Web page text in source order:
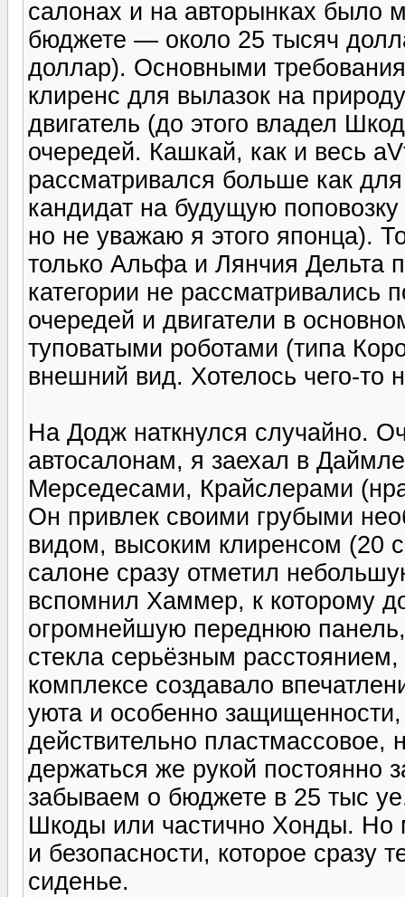
салонах и на авторынках было
бюджете — около 25 тысяч
доллар). Основными
клиренс для вылазок на
двигатель (до этого владел
очередей. Кашкай, как и весь
рассматривался больше как
кандидат на будущую
но не уважаю я этого японца).
только Альфа и Лянчия Дельта
категории не
очередей и двигатели в
туповатыми роботами (типа
внешний вид. Хотелось чего-то
На Додж наткнулся случайно.
автосалонам, я заехал в
Мерседесами, Крайслерами
Он привлек своими грубыми
видом, высоким клиренсом (20
салоне сразу отметил
вспомнил Хаммер, к которому
огромнейшую переднюю
стекла серьёзным
комплексе создавало
уюта и особенно
действительно пластмассовое,
держаться же рукой постоянно
забываем о бюджете в 25 тыс
Шкоды или частично Хонды. Но
и безопасности, которое сразу
сиденье.